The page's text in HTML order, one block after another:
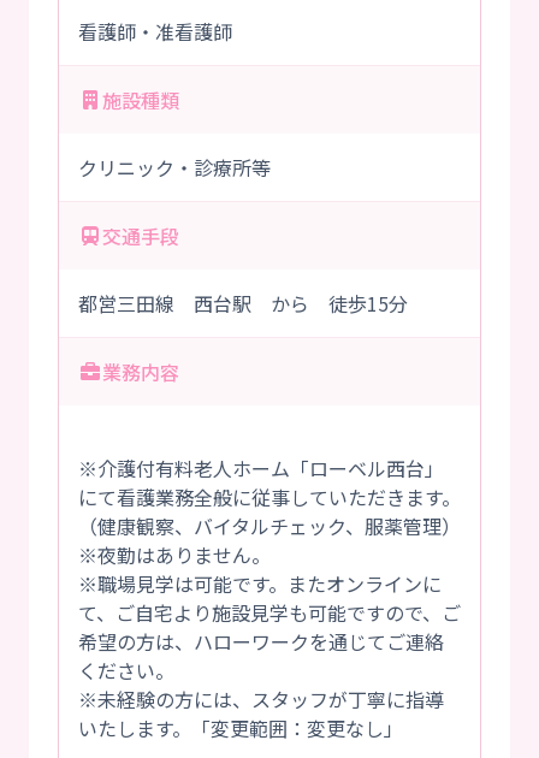
看護師・准看護師
施設種類
クリニック・診療所等
交通手段
都営三田線 西台駅 から 徒歩15分
業務内容
※介護付有料老人ホーム「ローベル西台」
にて看護業務全般に従事していただきます。
（健康観察、バイタルチェック、服薬管理）
※夜勤はありません。
※職場見学は可能です。またオンラインに
て、ご自宅より施設見学も可能ですので、ご
希望の方は、ハローワークを通じてご連絡
ください。
※未経験の方には、スタッフが丁寧に指導
いたします。「変更範囲：変更なし」